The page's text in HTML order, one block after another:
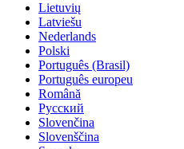
Lietuvių
Latviešu
Nederlands
Polski
Português (Brasil)
Português europeu
Română
Русский
Slovenčina
Slovenščina